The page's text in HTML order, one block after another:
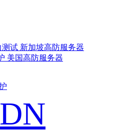
测试 新加坡高防服务器
美国高防服务器